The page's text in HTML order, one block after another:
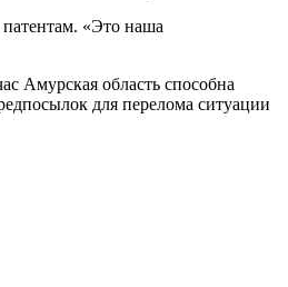
«Это наша
Амурская область способна
для перелома ситуации